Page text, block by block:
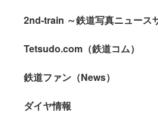
2nd-train ～鉄道写真ニュース
Tetsudo.com（鉄道コム）
鉄道ファン（News）
ダイヤ情報